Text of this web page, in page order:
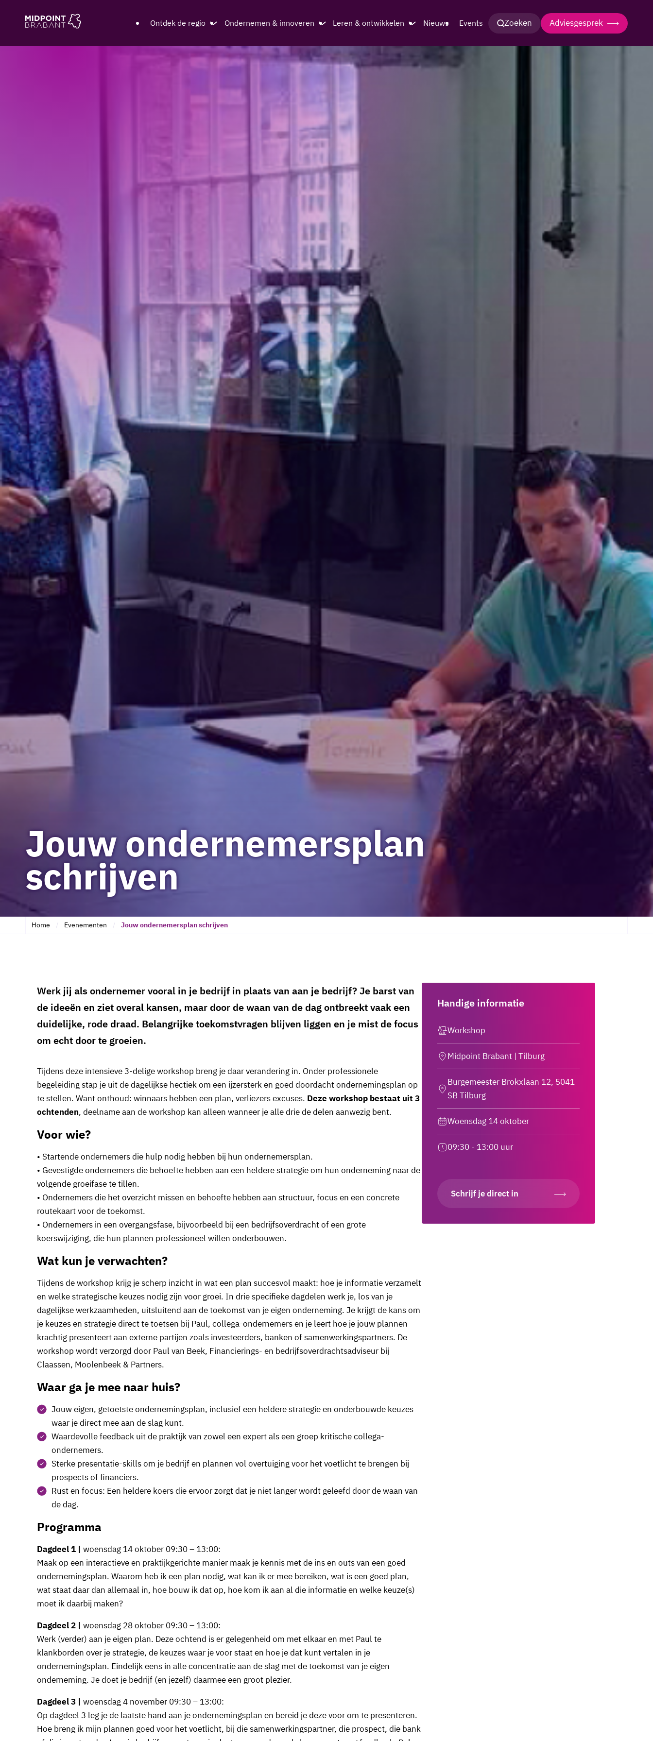
Ontdek de regio Ondernemen & innoveren Leren & ontwikkelen Nieuws Events Zoeken Adviesgesprek
Jouw ondernemersplan
schrijven
Home Evenementen Jouw ondernemersplan schrijven
Werk jij als ondernemer vooral in je bedrijf in plaats van aan je bedrijf? Je barst van
de ideeën en ziet overal kansen, maar door de waan van de dag ontbreekt vaak een
duidelijke, rode draad. Belangrijke toekomstvragen blijven liggen en je mist de focus
om echt door te groeien.
Tijdens deze intensieve 3-delige workshop breng je daar verandering in. Onder professionele
begeleiding stap je uit de dagelijkse hectiek om een ijzersterk en goed doordacht ondernemingsplan op
te stellen. Want onthoud: winnaars hebben een plan, verliezers excuses. Deze workshop bestaat uit 3
ochtenden, deelname aan de workshop kan alleen wanneer je alle drie de delen aanwezig bent.
Voor wie?
• Startende ondernemers die hulp nodig hebben bij hun ondernemersplan.
• Gevestigde ondernemers die behoefte hebben aan een heldere strategie om hun onderneming naar de
volgende groeifase te tillen.
• Ondernemers die het overzicht missen en behoefte hebben aan structuur, focus en een concrete
routekaart voor de toekomst.
• Ondernemers in een overgangsfase, bijvoorbeeld bij een bedrijfsoverdracht of een grote
koerswijziging, die hun plannen professioneel willen onderbouwen.
Wat kun je verwachten?
Tijdens de workshop krijg je scherp inzicht in wat een plan succesvol maakt: hoe je informatie verzamelt
en welke strategische keuzes nodig zijn voor groei. In drie specifieke dagdelen werk je, los van je
dagelijkse werkzaamheden, uitsluitend aan de toekomst van je eigen onderneming. Je krijgt de kans om
je keuzes en strategie direct te toetsen bij Paul, collega-ondernemers en je leert hoe je jouw plannen
krachtig presenteert aan externe partijen zoals investeerders, banken of samenwerkingspartners. De
workshop wordt verzorgd door Paul van Beek, Financierings- en bedrijfsoverdrachtsadviseur bij
Claassen, Moolenbeek & Partners.
Waar ga je mee naar huis?
Jouw eigen, getoetste ondernemingsplan, inclusief een heldere strategie en onderbouwde keuzes
waar je direct mee aan de slag kunt.
Waardevolle feedback uit de praktijk van zowel een expert als een groep kritische collega-
ondernemers.
Sterke presentatie-skills om je bedrijf en plannen vol overtuiging voor het voetlicht te brengen bij
prospects of financiers.
Rust en focus: Een heldere koers die ervoor zorgt dat je niet langer wordt geleefd door de waan van
de dag.
Programma
Dagdeel 1 | woensdag 14 oktober 09:30 – 13:00:
Maak op een interactieve en praktijkgerichte manier maak je kennis met de ins en outs van een goed
ondernemingsplan. Waarom heb ik een plan nodig, wat kan ik er mee bereiken, wat is een goed plan,
wat staat daar dan allemaal in, hoe bouw ik dat op, hoe kom ik aan al die informatie en welke keuze(s)
moet ik daarbij maken?
Dagdeel 2 | woensdag 28 oktober 09:30 – 13:00:
Werk (verder) aan je eigen plan. Deze ochtend is er gelegenheid om met elkaar en met Paul te
klankborden over je strategie, de keuzes waar je voor staat en hoe je dat kunt vertalen in je
ondernemingsplan. Eindelijk eens in alle concentratie aan de slag met de toekomst van je eigen
onderneming. Je doet je bedrijf (en jezelf) daarmee een groot plezier.
Dagdeel 3 | woensdag 4 november 09:30 – 13:00:
Op dagdeel 3 leg je de laatste hand aan je ondernemingsplan en bereid je deze voor om te presenteren.
Hoe breng ik mijn plannen goed voor het voetlicht, bij die samenwerkingspartner, die prospect, die bank
Handige informatie
Workshop
Midpoint Brabant | Tilburg
Burgemeester Brokxlaan 12, 5041
SB Tilburg
Woensdag 14 oktober
09:30 - 13:00 uur
Schrijf je direct in